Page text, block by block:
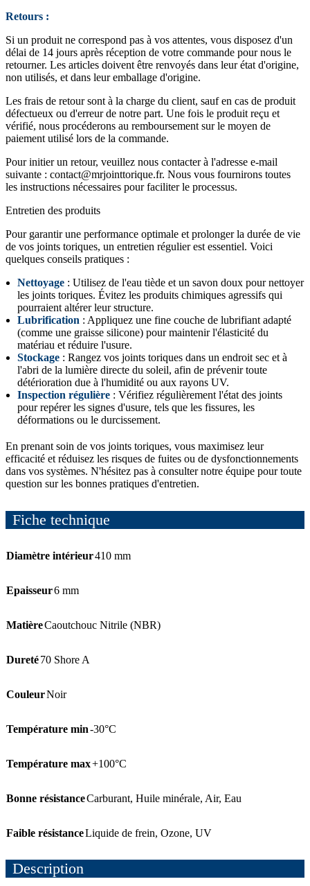
Retours :
Si un produit ne correspond pas à vos attentes, vous disposez d'un
délai de 14 jours après réception de votre commande pour nous le
retourner. Les articles doivent être renvoyés dans leur état d'origine,
non utilisés, et dans leur emballage d'origine.
Les frais de retour sont à la charge du client, sauf en cas de produit
défectueux ou d'erreur de notre part. Une fois le produit reçu et
vérifié, nous procéderons au remboursement sur le moyen de
paiement utilisé lors de la commande.
Pour initier un retour, veuillez nous contacter à l'adresse e-mail
suivante : contact@mrjointtorique.fr. Nous vous fournirons toutes
les instructions nécessaires pour faciliter le processus.
Entretien des produits
Pour garantir une performance optimale et prolonger la durée de vie
de vos joints toriques, un entretien régulier est essentiel. Voici
quelques conseils pratiques :
Nettoyage : Utilisez de l'eau tiède et un savon doux pour nettoyer
les joints toriques. Évitez les produits chimiques agressifs qui
pourraient altérer leur structure.
Lubrification : Appliquez une fine couche de lubrifiant adapté
(comme une graisse silicone) pour maintenir l'élasticité du
matériau et réduire l'usure.
Stockage : Rangez vos joints toriques dans un endroit sec et à
l'abri de la lumière directe du soleil, afin de prévenir toute
détérioration due à l'humidité ou aux rayons UV.
Inspection régulière : Vérifiez régulièrement l'état des joints
pour repérer les signes d'usure, tels que les fissures, les
déformations ou le durcissement.
En prenant soin de vos joints toriques, vous maximisez leur
efficacité et réduisez les risques de fuites ou de dysfonctionnements
dans vos systèmes. N'hésitez pas à consulter notre équipe pour toute
question sur les bonnes pratiques d'entretien.
Fiche technique
Diamètre intérieur410 mm
Epaisseur6 mm
MatièreCaoutchouc Nitrile (NBR)
Dureté70 Shore A
CouleurNoir
Température min-30°C
Température max+100°C
Bonne résistanceCarburant, Huile minérale, Air, Eau
Faible résistanceLiquide de frein, Ozone, UV
Description